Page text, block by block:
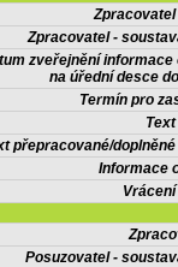
Zpracovatel -
zveřejnění informace
na úřední desce
Termín pro
přepracované/
Informace
Posuzovatel -